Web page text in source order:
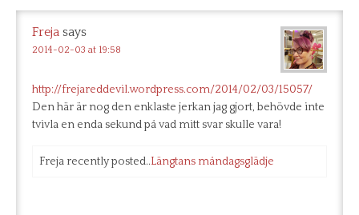
Freja says
2014-02-03 at 19:58
http://frejareddevil.wordpress.com/2014/02/03/15057/
Den här är nog den enklaste jerkan jag gjort, behövde inte
tvivla en enda sekund på vad mitt svar skulle vara!
Freja recently posted..Längtans måndagsglädje